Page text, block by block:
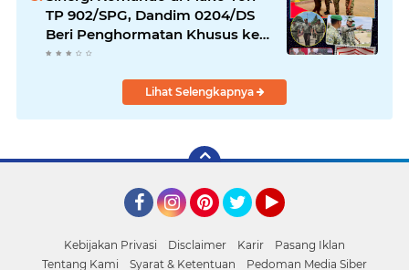
TP 902/SPG, Dandim 0204/DS
Beri Penghormatan Khusus ke
Menhan RI
Lihat Selengkapnya
Kebijakan Privasi Disclaimer Karir
Pasang Iklan
Tentang Kami
Syarat & Ketentuan Pedoman Media Siber